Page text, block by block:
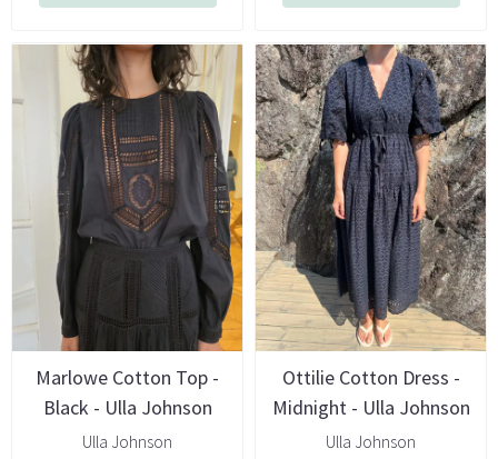
Marlowe Cotton Top -
Black - Ulla Johnson
Ulla Johnson
Ottilie Cotton Dress -
Midnight - Ulla Johnson
Ulla Johnson